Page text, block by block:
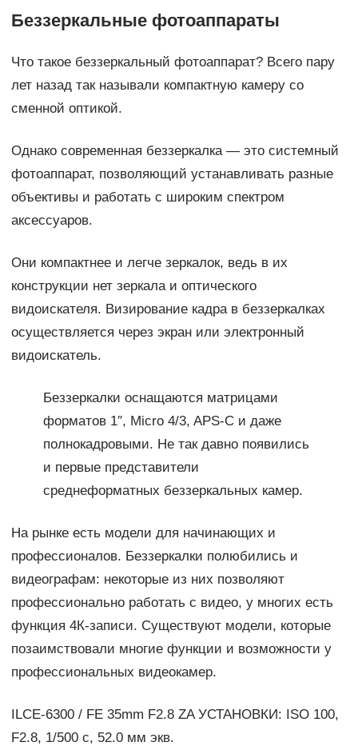
Беззеркальные фотоаппараты
Что такое беззеркальный фотоаппарат? Всего пару
лет назад так называли компактную камеру со
сменной оптикой.
Однако современная беззеркалка — это системный
фотоаппарат, позволяющий устанавливать разные
объективы и работать с широким спектром
аксессуаров.
Они компактнее и легче зеркалок, ведь в их
конструкции нет зеркала и оптического
видоискателя. Визирование кадра в беззеркалках
осуществляется через экран или электронный
видоискатель.
Беззеркалки оснащаются матрицами
форматов 1″, Micro 4/3, APS-C и даже
полнокадровыми. Не так давно появились
и первые представители
среднеформатных беззеркальных камер.
На рынке есть модели для начинающих и
профессионалов. Беззеркалки полюбились и
видеографам: некоторые из них позволяют
профессионально работать с видео, у многих есть
функция 4К-записи. Существуют модели, которые
позаимствовали многие функции и возможности у
профессиональных видеокамер.
ILCE-6300 / FE 35mm F2.8 ZA УСТАНОВКИ: ISO 100,
F2.8, 1/500 с, 52.0 мм экв.